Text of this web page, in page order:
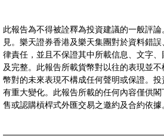
此報告為不得被詮釋為投資建議的一般評
見。樂天證券香港及樂天集團對於資料錯
律責任，並且不保證其中所載信息、文字
及完整。此報告所載貨幣對以往的表現並
幣對的未來表現不構成任何聲明或保證。
有重大變化。此報告所載的任何內容僅供
售或認購槓桿式外匯交易之邀約及合約依據。